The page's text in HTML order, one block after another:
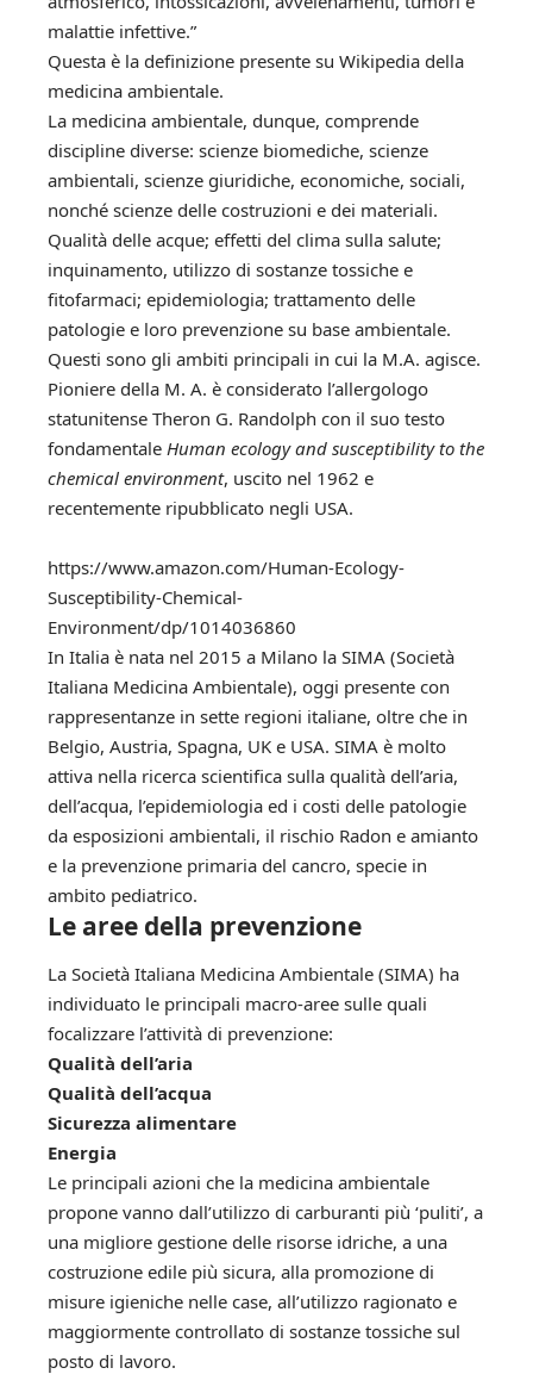
malattie infettive.”
Questa è la definizione presente su Wikipedia della
medicina ambientale.
La medicina ambientale, dunque, comprende
discipline diverse: scienze biomediche, scienze
ambientali, scienze giuridiche, economiche, sociali,
nonché scienze delle costruzioni e dei materiali.
Qualità delle acque; effetti del clima sulla salute;
inquinamento, utilizzo di sostanze tossiche e
fitofarmaci; epidemiologia; trattamento delle
patologie e loro prevenzione su base ambientale.
Questi sono gli ambiti principali in cui la M.A. agisce.
Pioniere della M. A. è considerato l’allergologo
statunitense Theron G. Randolph con il suo testo
fondamentale Human ecology and susceptibility to the
chemical environment, uscito nel 1962 e
recentemente ripubblicato negli USA.
https://www.amazon.com/Human-Ecology-
Susceptibility-Chemical-
Environment/dp/1014036860
In Italia è nata nel 2015 a Milano la SIMA (Società
Italiana Medicina Ambientale), oggi presente con
rappresentanze in sette regioni italiane, oltre che in
Belgio, Austria, Spagna, UK e USA. SIMA è molto
attiva nella ricerca scientifica sulla qualità dell’aria,
dell’acqua, l’epidemiologia ed i costi delle patologie
da esposizioni ambientali, il rischio Radon e amianto
e la prevenzione primaria del cancro, specie in
ambito pediatrico.
Le aree della prevenzione
La Società Italiana Medicina Ambientale (SIMA) ha
individuato le principali macro-aree sulle quali
focalizzare l’attività di prevenzione:
Qualità dell’aria
Qualità dell’acqua
Sicurezza alimentare
Energia
Le principali azioni che la medicina ambientale
propone vanno dall’utilizzo di carburanti più ‘puliti’, a
una migliore gestione delle risorse idriche, a una
costruzione edile più sicura, alla promozione di
misure igieniche nelle case, all’utilizzo ragionato e
maggiormente controllato di sostanze tossiche sul
posto di lavoro.